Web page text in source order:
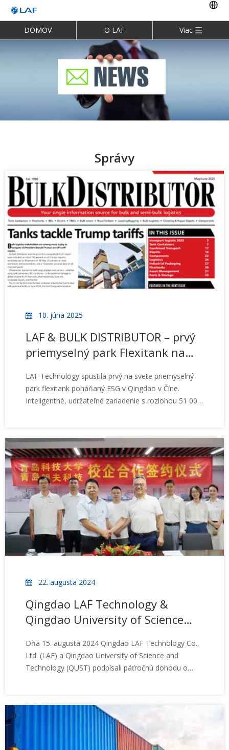
DOMOV O LAF Viac
Správy
10. júna 2025
LAF & BULK DISTRIBUTOR – prvý
priemyselný park Flexitank na
LAF Technology spustila prvý na svete priemyselný
park flexitank poháňaný ESG v Qingdao v Číne.
Inteligentné, udržateľné zariadenie s rozlohou 51 000
inteligentnou automatizáciou, systémami
obnoviteľnej energie a wellness službami na mieste
pre zamestnancov a partnerov nastavuje spoločnosť
LAF nové meradlo pre udržateľnú logistiku a výrobu
flexibilných nádrží.
22. augusta 2024
Qingdao LAF Technology &
Qingdao University of Science
podpis spolupráce medzi
priemyslom a univerzitou v
Dňa 15. augusta 2024 Qingdao LAF Technology Co.,
Ltd. (LAF) a Qingdao University of Science and
Technology (QUST) podpísali päťročnú dohodu o
Zhang, dekan Polymer Science College v QUST, a